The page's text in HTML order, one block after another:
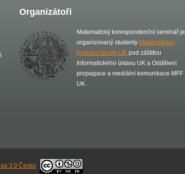
Organizátoři
Matematický korespondenční seminář je
organizovaný studenty Matematicko-
fyzikální fakulty UK pod záštitou
Informatického ústavu UK a Oddělení
propagace a mediální komunikace MFF
UK.
3.0 Česko